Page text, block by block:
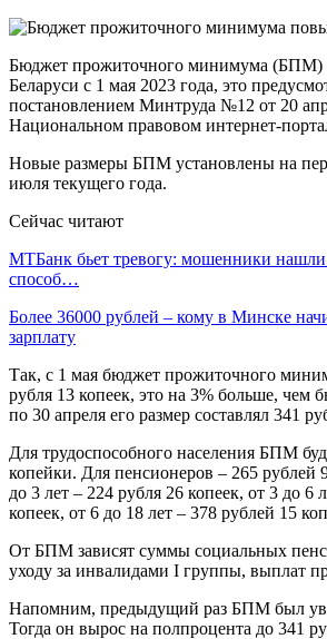
Бюджет прожиточного минимума (БПМ)
Беларуси с 1 мая 2023 года, это
постановлением Минтруда №12 от 20
Национальном правовом интернет-
Новые размеры БПМ установлены на
июля текущего года.
Сейчас читают
МТБанк бьет тревогу: мошенники
способ…
Более 36000 рублей – кому в Минске
зарплату
Так, с 1 мая бюджет прожиточного
рубля 13 копеек, это на 3% больше, чем
по 30 апреля его размер составлял 341
Для трудоспособного населения БПМ
копейки. Для пенсионеров – 265 рублей
до 3 лет – 224 рубля 26 копеек, от 3 до 6
копеек, от 6 до 18 лет – 378 рублей 15
От БПМ зависят суммы социальных
уходу за инвалидами I группы, выплат
Напомним, предыдущий раз БПМ был
Тогда он вырос на полпроцента до 341